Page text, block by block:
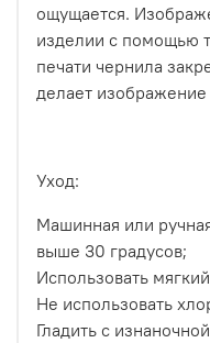
ощущается.
изделии с помощью
печати чернила
делает
Уход:
Машинная или
выше 30 градусов;
Использовать
Не использовать
Гладить с